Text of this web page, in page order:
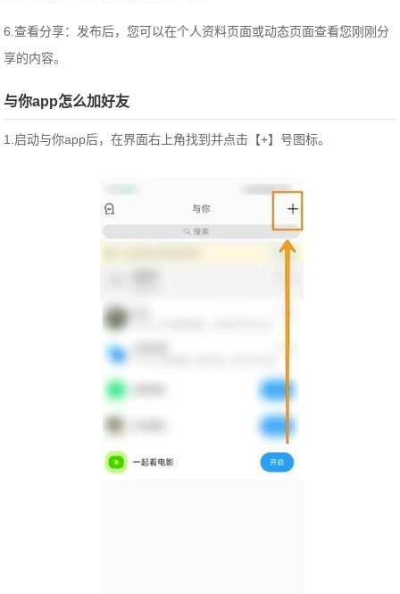
6.查看分享：发布后，您可以在个人资料页面或动态页面查看您刚刚分
享的内容。
与你app怎么加好友
1.启动与你app后，在界面右上角找到并点击【+】号图标。